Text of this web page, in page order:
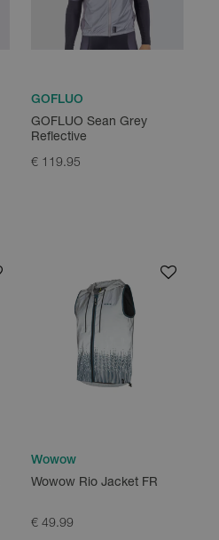
GOFLUO
GOFLUO Sean Grey
Reflective
€ 119.95
Wowow
Wowow Rio Jacket FR
€ 49.99